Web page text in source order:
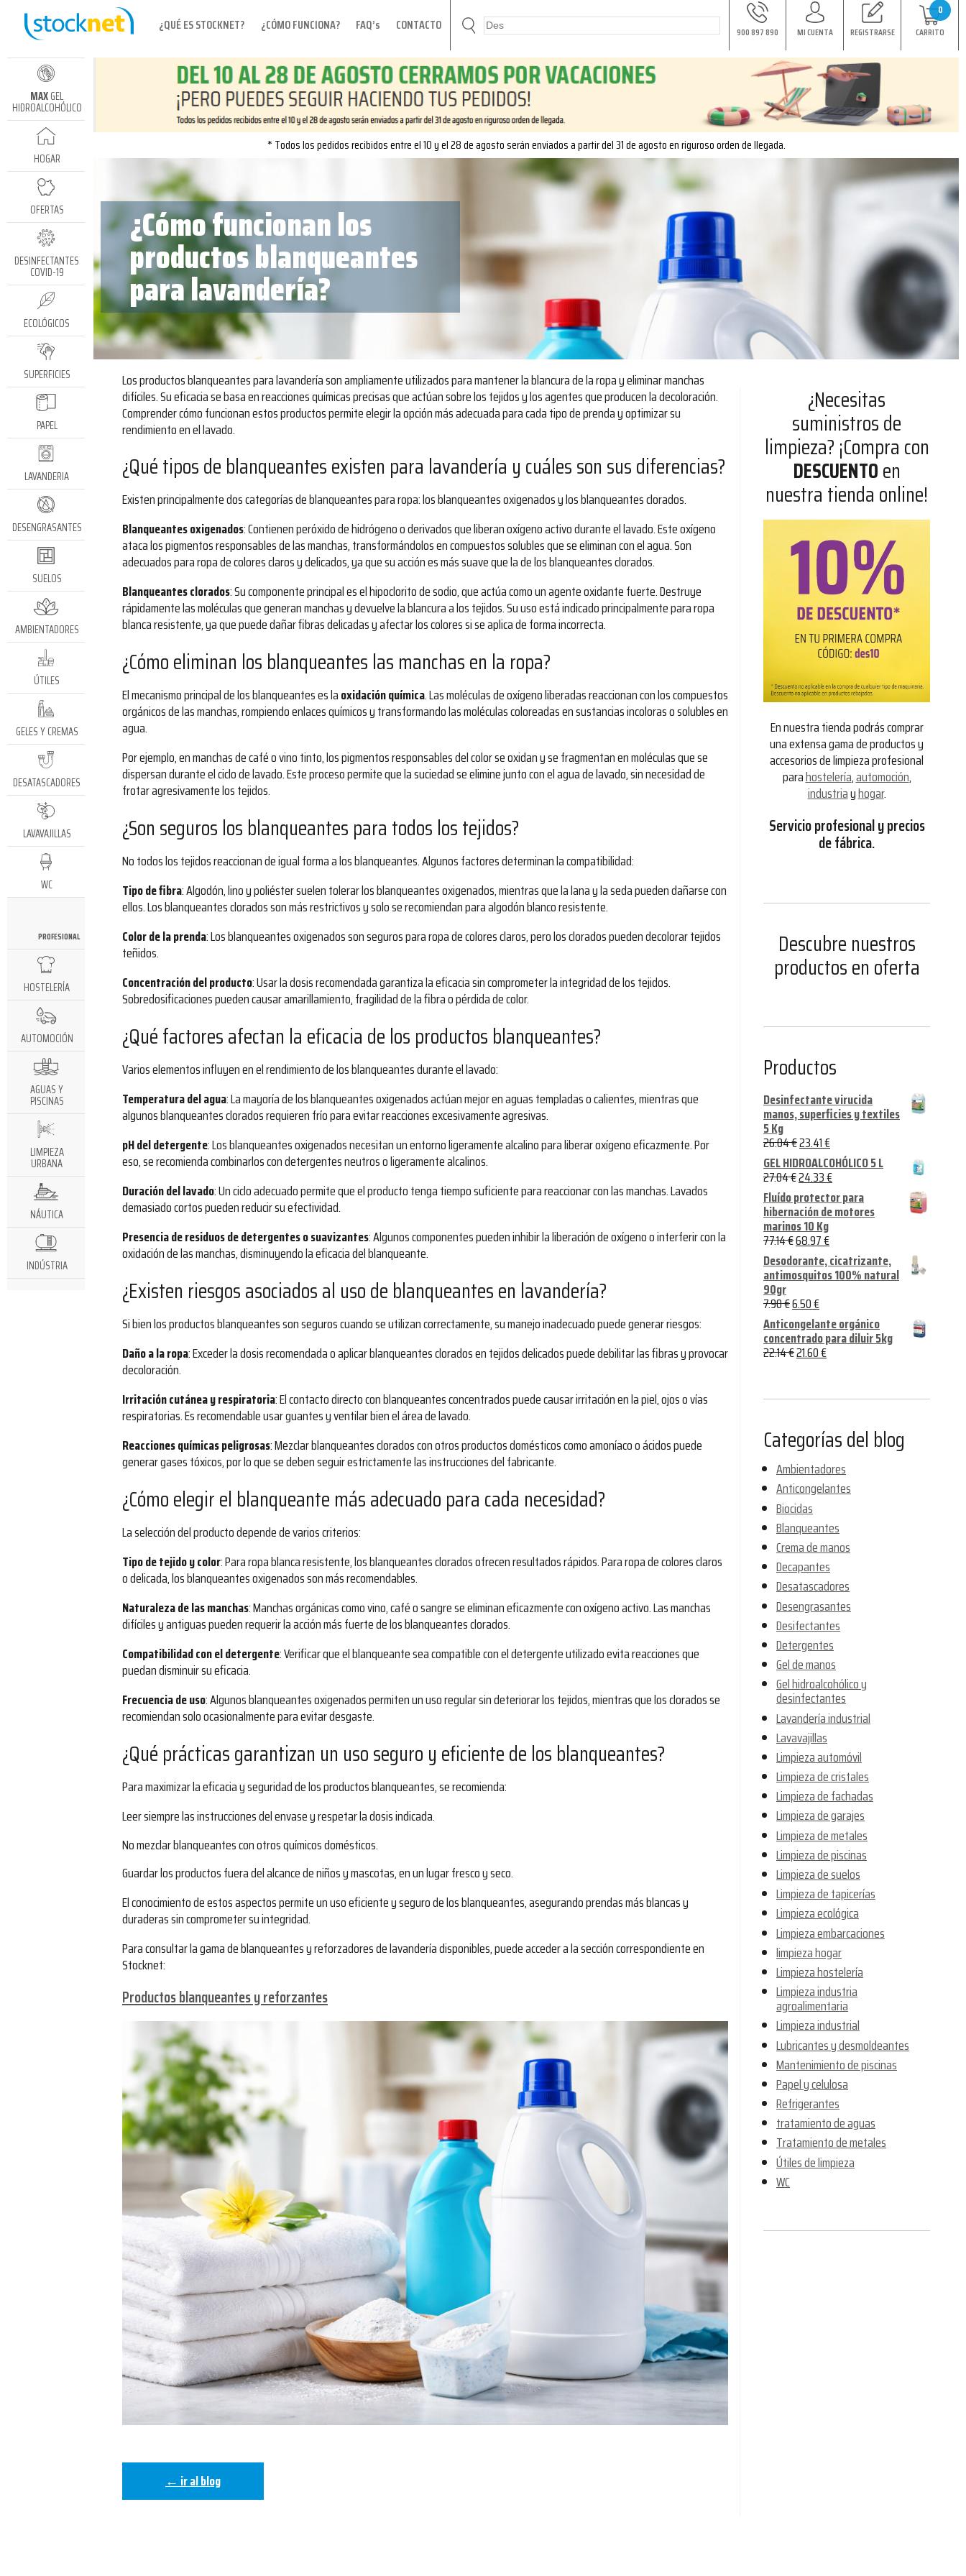
¿QUÉ ES STOCKNET? ¿CÓMO FUNCIONA? FAQ’s CONTACTO 900 897 890 MI CUENTA REGISTRARSE
0
CARRITO
MAXGEL
HIDROALCOHÓLICO
HOGAR
OFERTAS
DESINFECTANTES
COVID-19
ECOLÓGICOS
SUPERFICIES
PAPEL
LAVANDERIA
DESENGRASANTES
SUELOS
AMBIENTADORES
ÚTILES
GELES Y CREMAS
DESATASCADORES
LAVAVAJILLAS
WC
PROFESIONAL
HOSTELERÍA
AUTOMOCIÓN
AGUAS Y
PISCINAS
LIMPIEZA
URBANA
NÁUTICA
INDÚSTRIA
* Todos los pedidos recibidos entre el 10 y el 28 de agosto serán enviados a partir del 31 de agosto en riguroso orden de llegada.
¿Cómo funcionan los
productos blanqueantes
para lavandería?
Los productos blanqueantes para lavandería son ampliamente utilizados para mantener la blancura de la ropa y eliminar manchas
difíciles. Su eficacia se basa en reacciones químicas precisas que actúan sobre los tejidos y los agentes que producen la decoloración.
Comprender cómo funcionan estos productos permite elegir la opción más adecuada para cada tipo de prenda y optimizar su
rendimiento en el lavado.
¿Qué tipos de blanqueantes existen para lavandería y cuáles son sus diferencias?
Existen principalmente dos categorías de blanqueantes para ropa: los blanqueantes oxigenados y los blanqueantes clorados.
Blanqueantes oxigenados: Contienen peróxido de hidrógeno o derivados que liberan oxígeno activo durante el lavado. Este oxígeno
ataca los pigmentos responsables de las manchas, transformándolos en compuestos solubles que se eliminan con el agua. Son
adecuados para ropa de colores claros y delicados, ya que su acción es más suave que la de los blanqueantes clorados.
Blanqueantes clorados: Su componente principal es el hipoclorito de sodio, que actúa como un agente oxidante fuerte. Destruye
rápidamente las moléculas que generan manchas y devuelve la blancura a los tejidos. Su uso está indicado principalmente para ropa
blanca resistente, ya que puede dañar fibras delicadas y afectar los colores si se aplica de forma incorrecta.
¿Cómo eliminan los blanqueantes las manchas en la ropa?
El mecanismo principal de los blanqueantes es laoxidación química. Las moléculas de oxígeno liberadas reaccionan con los compuestos
orgánicos de las manchas, rompiendo enlaces químicos y transformando las moléculas coloreadas en sustancias incoloras o solubles en
agua.
Por ejemplo, en manchas de café o vino tinto, los pigmentos responsables del color se oxidan y se fragmentan en moléculas que se
dispersan durante el ciclo de lavado. Este proceso permite que la suciedad se elimine junto con el agua de lavado, sin necesidad de
frotar agresivamente los tejidos.
¿Son seguros los blanqueantes para todos los tejidos?
No todos los tejidos reaccionan de igual forma a los blanqueantes. Algunos factores determinan la compatibilidad:
Tipo de fibra: Algodón, lino y poliéster suelen tolerar los blanqueantes oxigenados, mientras que la lana y la seda pueden dañarse con
ellos. Los blanqueantes clorados son más restrictivos y solo se recomiendan para algodón blanco resistente.
Color de la prenda: Los blanqueantes oxigenados son seguros para ropa de colores claros, pero los clorados pueden decolorar tejidos
teñidos.
Concentración del producto: Usar la dosis recomendada garantiza la eficacia sin comprometer la integridad de los tejidos.
Sobredosificaciones pueden causar amarillamiento, fragilidad de la fibra o pérdida de color.
¿Qué factores afectan la eficacia de los productos blanqueantes?
Varios elementos influyen en el rendimiento de los blanqueantes durante el lavado:
Temperatura del agua: La mayoría de los blanqueantes oxigenados actúan mejor en aguas templadas o calientes, mientras que
algunos blanqueantes clorados requieren frío para evitar reacciones excesivamente agresivas.
pH del detergente: Los blanqueantes oxigenados necesitan un entorno ligeramente alcalino para liberar oxígeno eficazmente. Por
eso, se recomienda combinarlos con detergentes neutros o ligeramente alcalinos.
Duración del lavado: Un ciclo adecuado permite que el producto tenga tiempo suficiente para reaccionar con las manchas. Lavados
demasiado cortos pueden reducir su efectividad.
Presencia de residuos de detergentes o suavizantes: Algunos componentes pueden inhibir la liberación de oxígeno o interferir con la
oxidación de las manchas, disminuyendo la eficacia del blanqueante.
¿Existen riesgos asociados al uso de blanqueantes en lavandería?
Si bien los productos blanqueantes son seguros cuando se utilizan correctamente, su manejo inadecuado puede generar riesgos:
Daño a la ropa: Exceder la dosis recomendada o aplicar blanqueantes clorados en tejidos delicados puede debilitar las fibras y provocar
decoloración.
Irritación cutánea y respiratoria: El contacto directo con blanqueantes concentrados puede causar irritación en la piel, ojos o vías
respiratorias. Es recomendable usar guantes y ventilar bien el área de lavado.
Reacciones químicas peligrosas: Mezclar blanqueantes clorados con otros productos domésticos como amoníaco o ácidos puede
generar gases tóxicos, por lo que se deben seguir estrictamente las instrucciones del fabricante.
¿Cómo elegir el blanqueante más adecuado para cada necesidad?
La selección del producto depende de varios criterios:
Tipo de tejido y color: Para ropa blanca resistente, los blanqueantes clorados ofrecen resultados rápidos. Para ropa de colores claros
o delicada, los blanqueantes oxigenados son más recomendables.
Naturaleza de las manchas: Manchas orgánicas como vino, café o sangre se eliminan eficazmente con oxígeno activo. Las manchas
difíciles y antiguas pueden requerir la acción más fuerte de los blanqueantes clorados.
Compatibilidad con el detergente: Verificar que el blanqueante sea compatible con el detergente utilizado evita reacciones que
puedan disminuir su eficacia.
Frecuencia de uso: Algunos blanqueantes oxigenados permiten un uso regular sin deteriorar los tejidos, mientras que los clorados se
recomiendan solo ocasionalmente para evitar desgaste.
¿Qué prácticas garantizan un uso seguro y eficiente de los blanqueantes?
Para maximizar la eficacia y seguridad de los productos blanqueantes, se recomienda:
Leer siempre las instrucciones del envase y respetar la dosis indicada.
No mezclar blanqueantes con otros químicos domésticos.
Guardar los productos fuera del alcance de niños y mascotas, en un lugar fresco y seco.
El conocimiento de estos aspectos permite un uso eficiente y seguro de los blanqueantes, asegurando prendas más blancas y
duraderas sin comprometer su integridad.
Para consultar la gama de blanqueantes y reforzadores de lavandería disponibles, puede acceder a la sección correspondiente en
Stocknet:
Productos blanqueantes y reforzantes
← ir al blog
¿Necesitas
suministros de
limpieza? ¡Compra con
DESCUENTOen
nuestra tienda online!
En nuestra tienda podrás comprar
una extensa gama de productos y
accesorios de limpieza profesional
parahostelería,automoción,
industriayhogar.
Servicio profesional y precios
de fábrica.
Descubre nuestros
productos en oferta
Productos
Desinfectante virucida
manos, superficies y textiles
5 Kg
26.04€23.41€
GEL HIDROALCOHÓLICO 5 L
27.04€24.33€
Fluído protector para
hibernación de motores
marinos 10 Kg
77.14€68.97€
Desodorante, cicatrizante,
antimosquitos 100% natural
90gr
7.90€6.50€
Anticongelante orgánico
concentrado para diluir 5kg
22.14€21.60€
Categorías del blog
Ambientadores
Anticongelantes
Biocidas
Blanqueantes
Crema de manos
Decapantes
Desatascadores
Desengrasantes
Desifectantes
Detergentes
Gel de manos
Gel hidroalcohólico y
desinfectantes
Lavandería industrial
Lavavajillas
Limpieza automóvil
Limpieza de cristales
Limpieza de fachadas
Limpieza de garajes
Limpieza de metales
Limpieza de piscinas
Limpieza de suelos
Limpieza de tapicerías
Limpieza ecológica
Limpieza embarcaciones
limpieza hogar
Limpieza hostelería
Limpieza industria
agroalimentaria
Limpieza industrial
Lubricantes y desmoldeantes
Mantenimiento de piscinas
Papel y celulosa
Refrigerantes
tratamiento de aguas
Tratamiento de metales
Útiles de limpieza
WC